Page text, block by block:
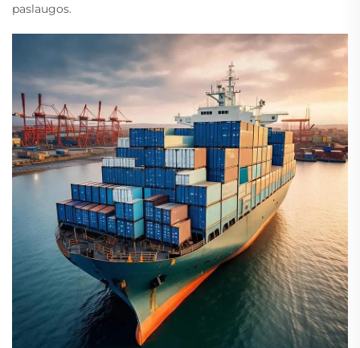
paslaugos.